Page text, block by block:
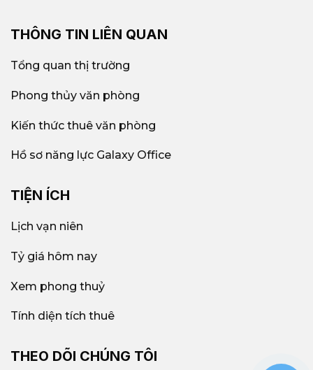
THÔNG TIN LIÊN QUAN
Tổng quan thị trường
Phong thủy văn phòng
Kiến thức thuê văn phòng
Hồ sơ năng lực Galaxy Office
TIỆN ÍCH
Lịch vạn niên
Tỷ giá hôm nay
Xem phong thuỷ
Tính diện tích thuê
THEO DÕI CHÚNG TÔI